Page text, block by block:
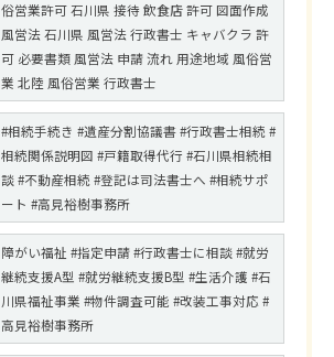
俗営業許可 石川県 接待 飲食店 許可 図面作成
風営法 石川県 風営法 行政書士 キャバクラ 許
可 必要書類 風営法 申請 流れ 用途地域 風俗営
業 北陸 風俗営業 行政書士
#相続手続き #遺産分割協議書 #行政書士相続 #
相続関係説明図 #戸籍取得代行 #石川県相続相
談 #不動産相続 #登記は司法書士へ #相続サポ
ート #高見裕樹事務所
障がい福祉 #指定申請 #行政書士に相談 #就労
継続支援A型 #就労継続支援B型 #生活介護 #石
川県福祉事業 #物件調査可能 #改装工事対応 #
高見裕樹事務所